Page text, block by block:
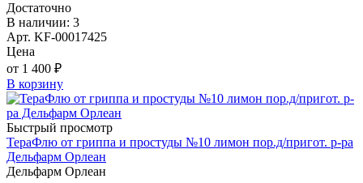
Достаточно
В наличии: 3
Арт. KF-00017425
Цена
от 1 400 ₽
В корзину
Быстрый просмотр
ТераФлю от гриппа и простуды №10 лимон пор.д/пригот. р-ра
Дельфарм Орлеан
Дельфарм Орлеан